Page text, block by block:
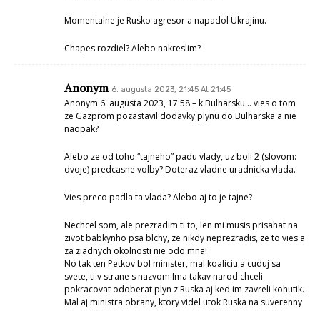
Momentalne je Rusko agresor a napadol Ukrajinu.
Chapes rozdiel? Alebo nakreslim?
Anonym 6. augusta 2023, 21:45 At 21:45
Anonym 6. augusta 2023, 17:58 – k Bulharsku… vies o tom
ze Gazprom pozastavil dodavky plynu do Bulharska a nie
naopak?
Alebo ze od toho “tajneho” padu vlady, uz boli 2 (slovom:
dvoje) predcasne volby? Doteraz vladne uradnicka vlada.
Vies preco padla ta vlada? Alebo aj to je tajne?
Nechcel som, ale prezradim ti to, len mi musis prisahat na
zivot babkynho psa blchy, ze nikdy neprezradis, ze to vies a
za ziadnych okolnosti nie odo mna!
No tak ten Petkov bol minister, mal koaliciu a cuduj sa
svete, ti v strane s nazvom Ima takav narod chceli
pokracovat odoberat plyn z Ruska aj ked im zavreli kohutik.
Mal aj ministra obrany, ktory videl utok Ruska na suverenny